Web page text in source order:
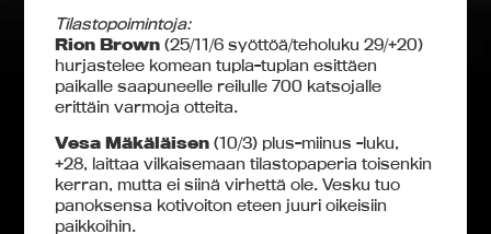
Tilastopoimintoja:
Rion Brown (25/11/6 syöttöä/teholuku 29/+20)
hurjastelee komean tupla-tuplan esittäen
paikalle saapuneelle reilulle 700 katsojalle
erittäin varmoja otteita.
Vesa Mäkäläisen (10/3) plus-miinus -luku,
+28, laittaa vilkaisemaan tilastopaperia toisenkin
kerran, mutta ei siinä virhettä ole. Vesku tuo
panoksensa kotivoiton eteen juuri oikeisiin
paikkoihin.